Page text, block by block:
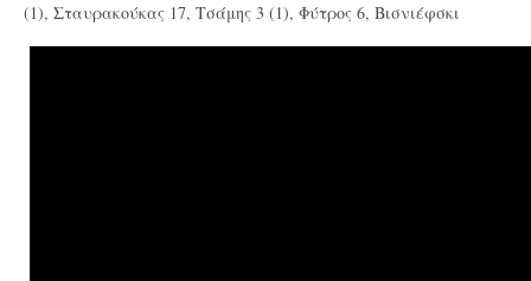
(1), Σταυρακούκας 17, Τσάμης 3 (1), Φύτρος 6, Βισνιέφσκι